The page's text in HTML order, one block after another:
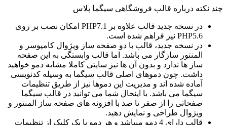
چند نکته درباره قالب فروشگاهی سیگما پلاس
در نسخه جدید قالب علاوه بر PHP7.1 امکان نصب بر روی
PHP5.6 نیز فراهم شده است.
در نسخه جدید، قالب با دو صفحه ساز ویژوال کامپوسر و
المنتور سازگار می باشد. اما قالب وابستگی به این صفحه
ساز ها ندارد و بدون آن ها نیز سایتی کاملا مشابه دمو خواهید
داشت. چون دموهای اصلی قالب سیگما به وسیله کدنویسی
آماده شده اند و مدیریت این دموها نیز از طریق تنظیمات
سیگما می باشد. با اینحال شما می توانید در قالب سیگما
صفحاتی را از صفر تا صد با افزونه های صفحه ساز المنتور و
ویژوال طراحی و نمایش دهید.
قالب دارای 4 دمو میباشد و هر دمو با یک کلیک از تنظیمات